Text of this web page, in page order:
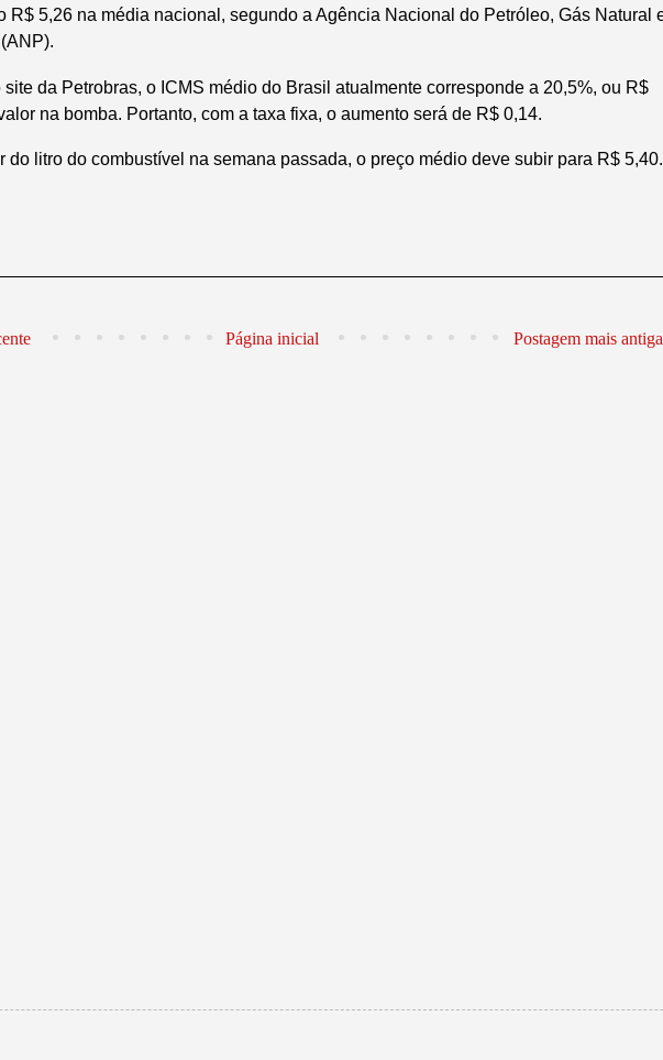
R$ 5,26 na média nacional, segundo a Agência Nacional do Petróleo, Gás Natural
site da Petrobras, o ICMS médio do Brasil atualmente corresponde a 20,5%, ou R$
na bomba. Portanto, com a taxa fixa, o aumento será de R$ 0,14.
do litro do combustível na semana passada, o preço médio deve subir para R$ 5,40.
Postagem mais antiga
Página inicial